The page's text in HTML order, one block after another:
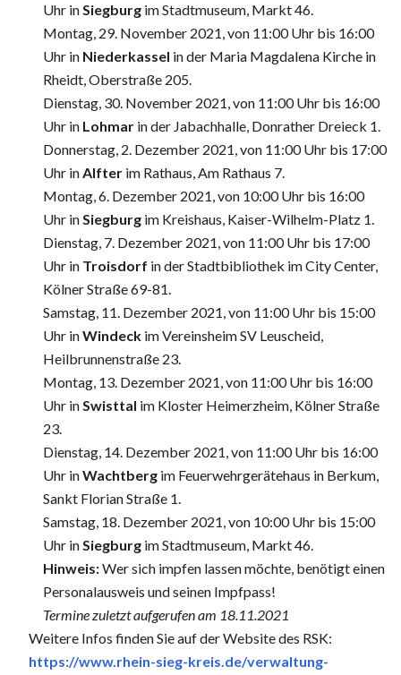
Uhr inSiegburg im Stadtmuseum, Markt 46.
Montag, 29. November 2021, von 11:00 Uhr bis 16:00
Uhr in Niederkassel in der Maria Magdalena Kirche in
Rheidt, Oberstraße 205.
Dienstag, 30. November 2021, von 11:00 Uhr bis 16:00
Uhr in Lohmar in der Jabachhalle, Donrather Dreieck 1.
Donnerstag, 2. Dezember 2021, von 11:00 Uhr bis 17:00
Uhr inAlfter im Rathaus, Am Rathaus 7.
Montag, 6. Dezember 2021, von 10:00 Uhr bis 16:00
Uhr inSiegburg im Kreishaus, Kaiser-Wilhelm-Platz 1.
Dienstag, 7. Dezember 2021, von 11:00 Uhr bis 17:00
Uhr in Troisdorf in der Stadtbibliothek im City Center,
Kölner Straße 69-81.
Samstag, 11. Dezember 2021, von 11:00 Uhr bis 15:00
Uhr inWindeck im Vereinsheim SV Leuscheid,
Heilbrunnenstraße 23.
Montag, 13. Dezember 2021, von 11:00 Uhr bis 16:00
Uhr inSwisttal im Kloster Heimerzheim, Kölner Straße
23.
Dienstag, 14. Dezember 2021, von 11:00 Uhr bis 16:00
Uhr inWachtberg im Feuerwehrgerätehaus in Berkum,
Sankt Florian Straße 1.
Samstag, 18. Dezember 2021, von 10:00 Uhr bis 15:00
Uhr inSiegburg im Stadtmuseum, Markt 46.
Hinweis:Wer sich impfen lassen möchte, benötigt einen
Personalausweis und seinen Impfpass!
Termine zuletzt aufgerufen am 18.11.2021
Weitere Infos finden Sie auf der Website des RSK:
https://www.rhein-sieg-kreis.de/verwaltung-